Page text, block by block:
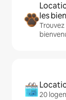
les
20